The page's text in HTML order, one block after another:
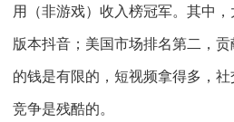
用（非游戏）收入榜冠军。其中
版本抖音；美国市场排名第二，
的钱是有限的，短视频拿得多，社
竞争是残酷的。